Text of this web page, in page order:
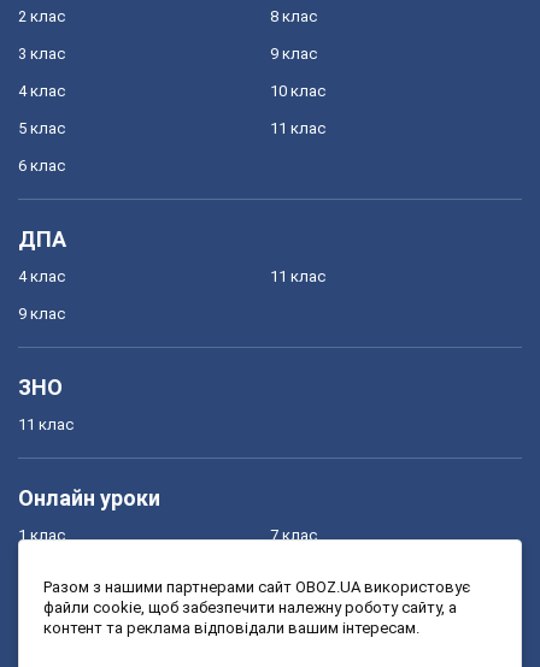
2 клас
3 клас
4 клас
5 клас
6 клас
8 клас
9 клас
10 клас
11 клас
ДПА
4 клас
9 клас
11 клас
ЗНО
11 клас
Онлайн уроки
1 клас
3 клас
7 клас
9 клас
Разом з нашими партнерами сайт OBOZ.UA використовує
файли cookie, щоб забезпечити належну роботу сайту, а
контент та реклама відповідали вашим інтересам.